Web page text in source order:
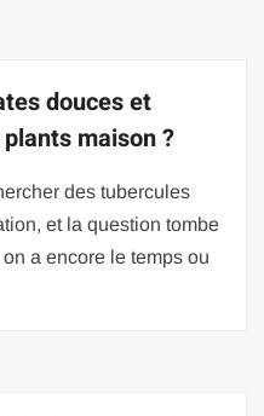
douces et
maison ?
des tubercules
et la question tombe
a encore le temps ou